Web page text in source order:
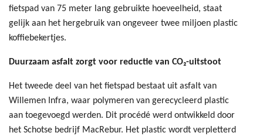
fietspad van 75 meter lang gebruikte hoeveelheid, staat
gelijk aan het hergebruik van ongeveer twee miljoen plastic
koffiebekertjes.
Duurzaam asfalt zorgt voor reductie van CO₂-uitstoot
Het tweede deel van het fietspad bestaat uit asfalt van
Willemen Infra, waar polymeren van gerecycleerd plastic
aan toegevoegd werden. Dit procédé werd ontwikkeld door
het Schotse bedrijf MacRebur. Het plastic wordt verpletterd